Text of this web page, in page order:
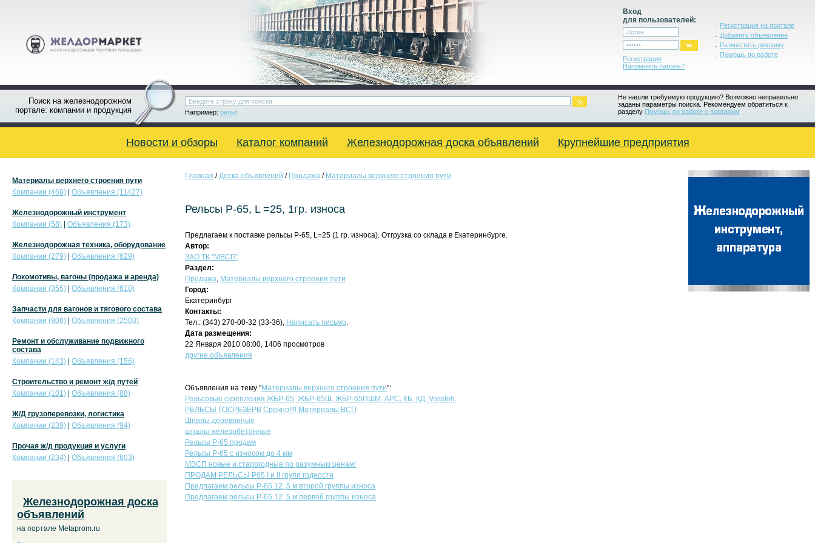
Вход
для пользователей:
Регистрация
Напомнить пароль?
Регистрация на портале
Добавить объявление
Разместить рекламу
Помощь по работе
Поиск на железнодорожном
портале: компании и продукция
Не нашли требуемую продукцию? Возможно неправильно
заданы параметры поиска. Рекомендуем обратиться к
разделу Помощь по работе с порталом
Например: рельс
Новости и обзоры Каталог компаний Железнодорожная доска объявлений Крупнейшие предприятия
Главная /Доска объявлений / Продажа / Материалы верхнего строения пути
Рельсы Р-65, L =25, 1гр. износа
Предлагаем к поставке рельсы Р-65, L=25 (1 гр. износа). Отгрузка со склада в Екатеринбурге.
Автор:
ЗАО ТК "МВСП"
Раздел:
Продажа, Материалы верхнего строения пути
Город:
Екатеринбург
Контакты:
Тел.: (343) 270-00-32 (33-36), Написать письмо.
Дата размещения:
22 Января 2010 08:00, 1406 просмотров
другие объявления
Объявления на тему "Материалы верхнего строения пути":
Рельсовые скрепления ЖБР-65, ЖБР-65Ш, ЖБР-65ПШМ, АРС, КБ, КД, Vossloh,
РЕЛЬСЫ ГОСРЕЗЕРВ Срочно!!!! Материалы ВСП
Шпалы деревянные
шпалы железобетонные
Рельсы Р-65 продам
Рельсы Р-65 с износом до 4 мм
МВСП новые и старогодные по разумным ценам!
ПРОДАМ РЕЛЬСЫ Р65 I и II групп годности
Предлагаем рельсы Р-65 12, 5 м второй группы износа
Предлагаем рельсы Р-65 12, 5 м первой группы износа
Материалы верхнего строения пути
Компании (469)
Объявления (11427)
Железнодорожный инструмент
Компании (58)
Объявления (173)
Железнодорожная техника, оборудование
Компании (279)
Объявления (629)
Локомотивы, вагоны (продажа и аренда)
Компании (355)
Объявления (610)
Запчасти для вагонов и тягового состава
Компании (806)
Объявления (2503)
Ремонт и обслуживание подвижного
состава
Компании (143)
Объявления (156)
Строительство и ремонт ж/д путей
Компании (101)
Объявления (88)
Ж/Д грузоперевозки, логистика
Компании (239)
Объявления (94)
Прочая ж/д продукция и услуги
Компании (234)
Объявления (603)
Железнодорожная доска
объявлений
на портале Metaprom.ru